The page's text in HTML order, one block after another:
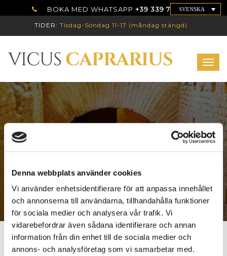
Denna webbplats använder cookies
Vi använder enhetsidentifierare för att anpassa innehållet
och annonserna till användarna, tillhandahålla funktioner
för sociala medier och analysera vår trafik. Vi
vidarebefordrar även sådana identifierare och annan
information från din enhet till de sociala medier och
annons- och analysföretag som vi samarbetar med.
SVENSKA
BOKA MED WHATSAPP +39 339 7786192
TIDER: Tisdag-Söndag 11-17 (måndag stängd)
PÅSK 2022